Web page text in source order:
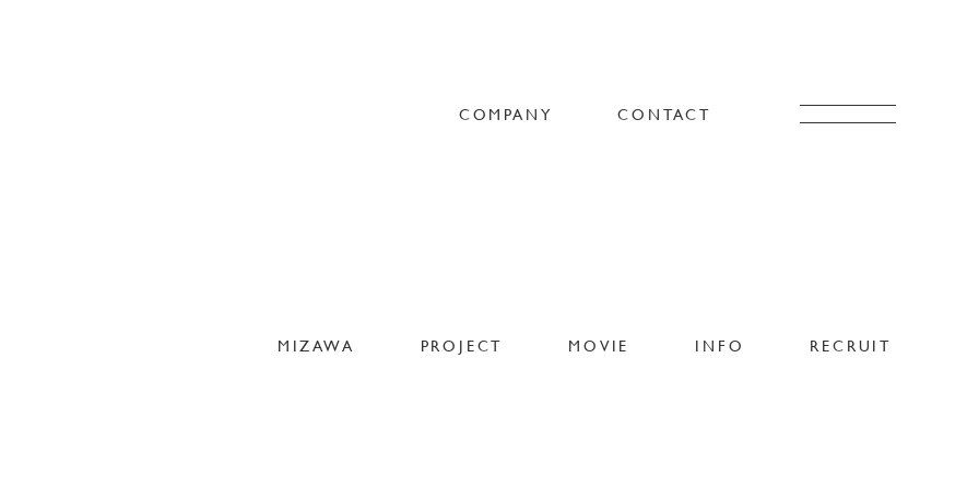
COMPANY CONTACT
MIZAWA PROJECT MOVIE INFO RECRUIT